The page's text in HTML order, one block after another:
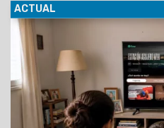
ACTUAL
27/07/2026
Con el objetivo
industria nacional y la
Personal anuncia una
Nacional de
(CONICET), para
producciones
CONICET Documental.